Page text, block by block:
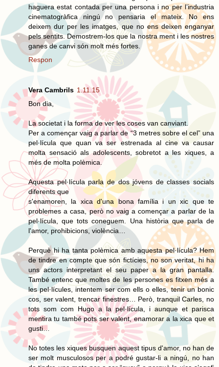
haguera estat contada per una persona i no per l’industria
cinematogràfica ningú no pensaria el mateix. No ens
deixem dur per les imatges, que no ens deixen enganyar
pels sentits. Demostrem-los que la nostra ment i les nostres
ganes de canvi són molt més fortes.
Respon
Vera Cambrils 1.11.15
Bon dia,
La societat i la forma de ver les coses van canviant.
Per a començar vaig a parlar de “3 metres sobre el cel” una
pel·lícula que quan va ser estrenada al cine va causar
molta sensació als adolescents, sobretot a les xiques, a
més de molta polèmica.
Aquesta pel·lícula parla de dos jóvens de classes socials
diferents que
s'enamoren, la xica d'una bona família i un xic que te
problemes a casa, però no vaig a començar a parlar de la
pel·lícula, que tots coneguem. Una història que parla de
l'amor, prohibicions, violència…
Perquè hi ha tanta polèmica amb aquesta pel·lícula? Hem
de tindre en compte que són fictícies, no son veritat, hi ha
uns actors interpretant el seu paper a la gran pantalla.
També entenc que moltes de les persones es fitxen més a
les pel·lícules, intentem ser com ells o elles, tenir un bonic
cos, ser valent, trencar finestres… Però, tranquil Carles, no
tots som com Hugo a la pel·lícula, i aunque et parisca
mentira tu també pots ser valent, enamorar a la xica que et
gusti…
No totes les xiques busquen aquest tipus d'amor, no han de
ser molt musculosos per a podré gustar-li a ningú, no han